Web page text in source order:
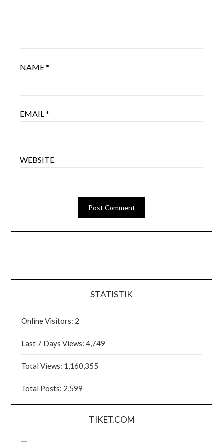
NAME*
EMAIL*
WEBSITE
STATISTIK
Online Visitors: 2
Last 7 Days Views:4,749
Total Views: 1,160,355
Total Posts: 2,599
TIKET.COM